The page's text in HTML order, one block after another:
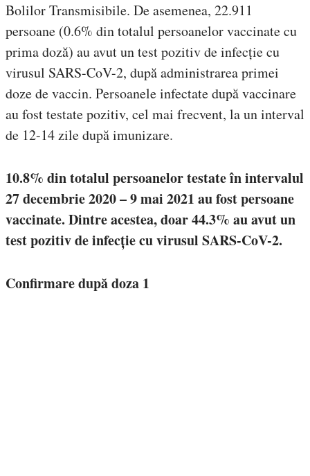
Bolilor Transmisibile. De asemenea, 22.911
persoane (0.6% din totalul persoanelor vaccinate cu
prima doză) au avut un test pozitiv de infecție cu
virusul SARS-CoV-2, după administrarea primei
doze de vaccin. Persoanele infectate după vaccinare
au fost testate pozitiv, cel mai frecvent, la un interval
de 12-14 zile după imunizare.
10.8% din totalul persoanelor testate în intervalul
27 decembrie 2020 – 9 mai 2021 au fost persoane
vaccinate. Dintre acestea, doar 44.3% au avut un
test pozitiv de infecție cu virusul SARS-CoV-2.
Confirmare după doza 1